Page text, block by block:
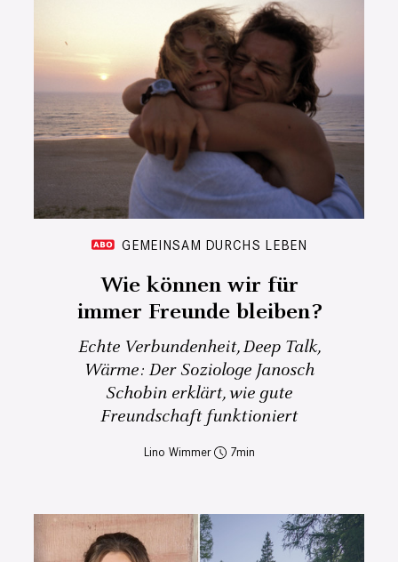
GEMEINSAM DURCHS LEBEN
Wie können wir für
immer Freunde bleiben?
Echte Verbundenheit, Deep Talk,
Wärme: Der Soziologe Janosch
Schobin erklärt, wie gute
Freundschaft funktioniert
Lino Wimmer 7